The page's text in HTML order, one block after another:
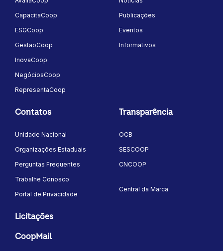
CapacitaCoop
ESGCoop
GestãoCoop
InovaCoop
NegóciosCoop
RepresentaCoop
Publicações
Eventos
Informativos
Contatos
Unidade Nacional
Organizações Estaduais
Perguntas Frequentes
Trabalhe Conosco
Portal de Privacidade
Transparência
OCB
SESCOOP
CNCOOP
Central da Marca
Licitações
CoopMail